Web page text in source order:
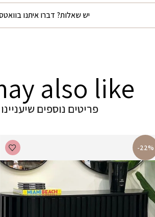
יש שאלות? דברו איתנו
also like
פריטים נוספים
-22%